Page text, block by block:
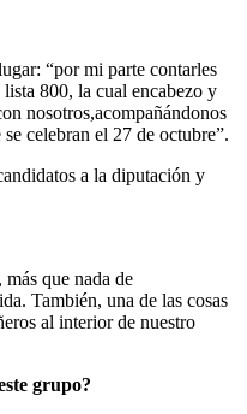
“por mi parte contarles
800, la cual encabezo y
nosotros,acompañándonos
celebran el 27 de octubre”.
a la diputación y
que nada de
También, una de las cosas
al interior de nuestro
grupo?